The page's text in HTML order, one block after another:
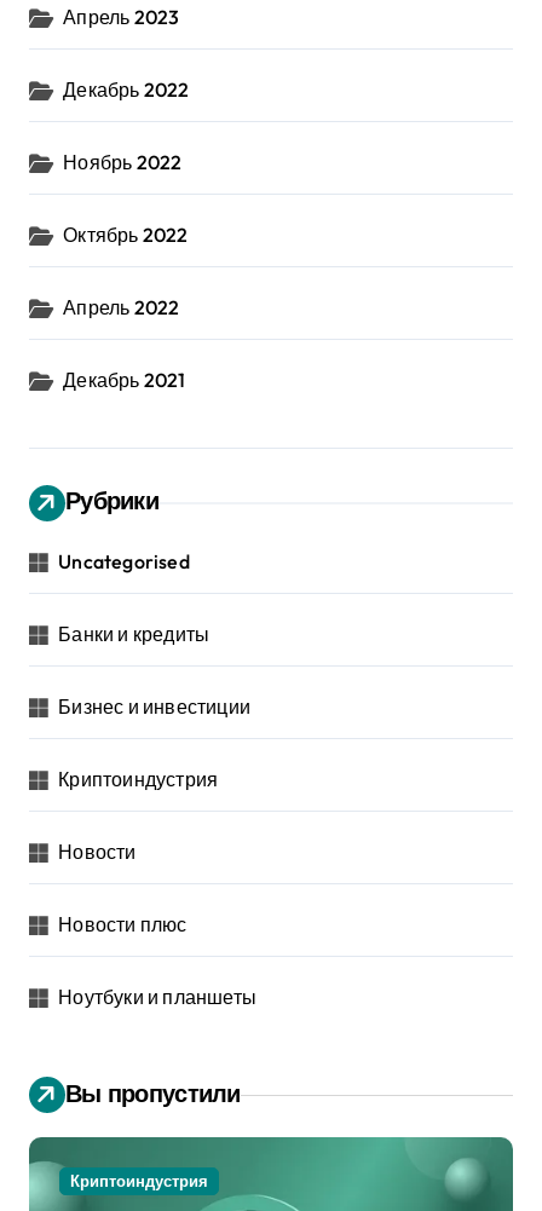
Апрель 2023
Декабрь 2022
Ноябрь 2022
Октябрь 2022
Апрель 2022
Декабрь 2021
Рубрики
Uncategorised
Банки и кредиты
Бизнес и инвестиции
Криптоиндустрия
Новости
Новости плюс
Ноутбуки и планшеты
Вы пропустили
Криптоиндустрия